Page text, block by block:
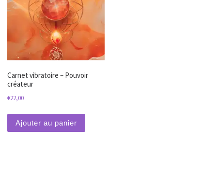
Carnet vibratoire – Pouvoir
créateur
€22,00
Ajouter au panier